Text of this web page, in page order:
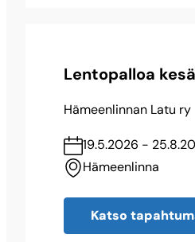
Lentopalloa
Hämeenlinnan Latu ry
19.5.2026 -
Hämeenlinna
Katso